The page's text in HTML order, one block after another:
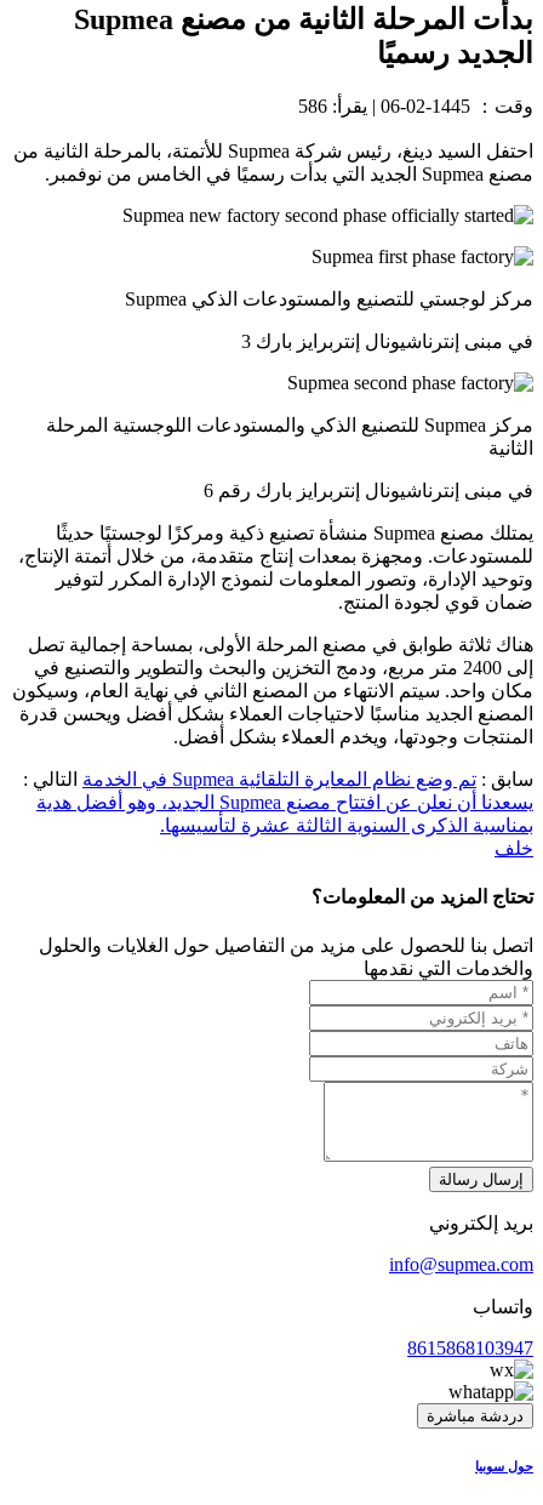
بدأت المرحلة الثانية من مصنع Supmea
الجديد رسميًا
وقت： 1445-02-06
| يقرأ: 586
احتفل السيد دينغ، رئيس شركة Supmea للأتمتة، بالمرحلة الثانية من
مصنع Supmea الجديد التي بدأت رسميًا في الخامس من نوفمبر.
مركز لوجستي للتصنيع والمستودعات الذكي Supmea
في مبنى إنترناشيونال إنتربرايز بارك 3
مركز Supmea للتصنيع الذكي والمستودعات اللوجستية المرحلة
الثانية
في مبنى إنترناشيونال إنتربرايز بارك رقم 6
يمتلك مصنع Supmea منشأة تصنيع ذكية ومركزًا لوجستيًا حديثًا
للمستودعات. ومجهزة بمعدات إنتاج متقدمة، من خلال أتمتة الإنتاج،
وتوحيد الإدارة، وتصور المعلومات لنموذج الإدارة المكرر لتوفير
ضمان قوي لجودة المنتج.
هناك ثلاثة طوابق في مصنع المرحلة الأولى، بمساحة إجمالية تصل
إلى 2400 متر مربع، ودمج التخزين والبحث والتطوير والتصنيع في
مكان واحد. سيتم الانتهاء من المصنع الثاني في نهاية العام، وسيكون
المصنع الجديد مناسبًا لاحتياجات العملاء بشكل أفضل ويحسن قدرة
المنتجات وجودتها، ويخدم العملاء بشكل أفضل.
سابق : تم وضع نظام المعايرة التلقائية Supmea في الخدمة
التالي :
يسعدنا أن نعلن عن افتتاح مصنع Supmea الجديد، وهو أفضل هدية
بمناسبة الذكرى السنوية الثالثة عشرة لتأسيسها.
خلف
تحتاج المزيد من المعلومات؟
اتصل بنا للحصول على مزيد من التفاصيل حول الغلايات والحلول
والخدمات التي نقدمها
إرسال رسالة
بريد إلكتروني
info@supmea.com
واتساب
8615868103947
دردشة مباشرة
حول سوبيا